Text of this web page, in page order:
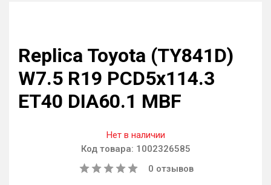
Replica Toyota (TY841D)
W7.5 R19 PCD5x114.3
ET40 DIA60.1 MBF
Нет в наличии
Код товара: 1002326585
0 отзывов